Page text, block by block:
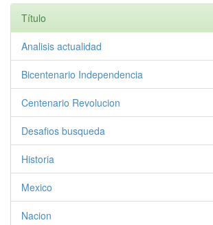
Título
Analisis actualidad
Bicentenario Independencia
Centenario Revolucion
Desafios busqueda
Historia
Mexico
Nacion